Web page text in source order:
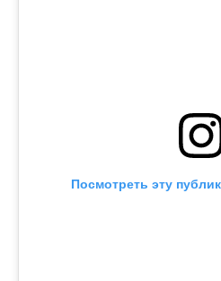
Посмотреть эту